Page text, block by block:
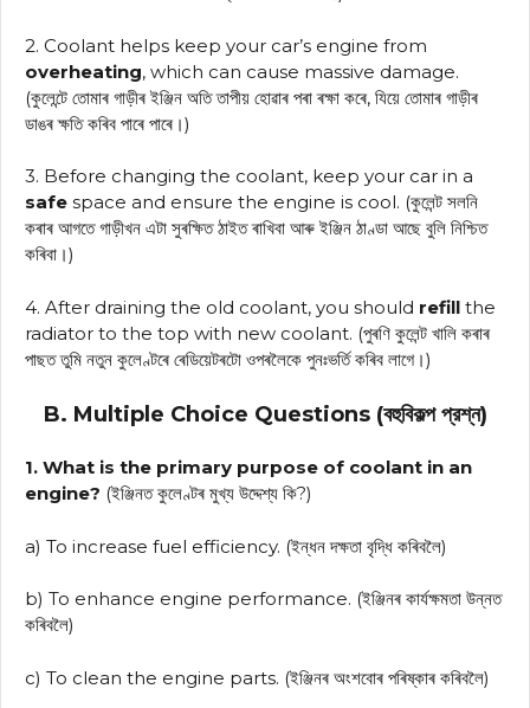
2. Coolant helps keep your car’s engine from
overheating, which can cause massive damage.
(কুলেন্টে তোমাৰ গাড়ীৰ ইঞ্জিন অতি তাপীয় হোৱাৰ পৰা ৰক্ষা কৰে, যিয়ে তোমাৰ গাড়ীৰ
ডাঙৰ ক্ষতি কৰিব পাৰে পাৰে।)
3. Before changing the coolant, keep your car in a
safe space and ensure the engine is cool. (কুলেন্ট সলনি
কৰাৰ আগতে গাড়ীখন এটা সুৰক্ষিত ঠাইত ৰাখিবা আৰু ইঞ্জিন ঠাণ্ডা আছে বুলি নিশ্চিত
কৰিবা।)
4. After draining the old coolant, you should refill the
radiator to the top with new coolant. (পুৰণি কুলেন্ট খালি কৰাৰ
পাছত তুমি নতুন কুলেণ্টৰে ৰেডিয়েটৰটো ওপৰলৈকে পুনঃভর্তি কৰিব লাগে।)
B. Multiple Choice Questions (বহুবিকল্প প্রশ্ন)
1. What is the primary purpose of coolant in an
engine? (ইঞ্জিনত কুলেণ্টৰ মুখ্য উদ্দেশ্য কি?)
a) To increase fuel efficiency. (ইন্ধন দক্ষতা বৃদ্ধি কৰিবলৈ)
b) To enhance engine performance. (ইঞ্জিনৰ কাৰ্যক্ষমতা উন্নত
কৰিবলৈ)
c) To clean the engine parts. (ইঞ্জিনৰ অংশবোৰ পৰিষ্কাৰ কৰিবলৈ)